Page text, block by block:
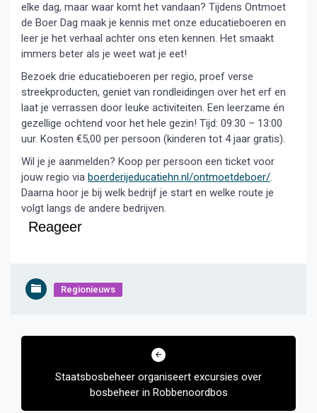
elke dag, maar waar komt het vandaan? Tijdens Ontmoet
de Boer Dag maak je kennis met onze educatieboeren en
leer je het verhaal achter ons eten kennen. Het smaakt
immers beter als je weet wat je eet!
Bezoek drie educatieboeren per regio, proef verse
streekproducten, geniet van rondleidingen over het erf en
laat je verrassen door leuke activiteiten. Een leerzame én
gezellige ochtend voor het hele gezin! Tijd: 09:30 – 13:00
uur. Kosten €5,00 per persoon (kinderen tot 4 jaar gratis).
Wil je je aanmelden? Koop per persoon een ticket voor
jouw regio via boerderijeducatiehn.nl/ontmoetdeboer/.
Daarna hoor je bij welk bedrijf je start en welke route je
volgt langs de andere bedrijven.
Reageer
Regionieuws
Bericht
Staatsbosbeheer organiseert excursies over
bosbeheer in Robbenoordbos